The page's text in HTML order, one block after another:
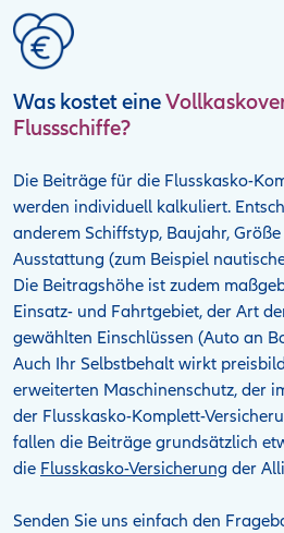
Was kostet eine
Flussschiffe?
Die Beiträge für die Flusskasko-
werden individuell kalkuliert.
anderem Schiffstyp, Baujahr,
Ausstattung (zum Beispiel
Die Beitragshöhe ist zudem
Einsatz- und Fahrtgebiet, der Art
gewählten Einschlüssen (Auto an
Auch Ihr Selbstbehalt wirkt
erweiterten Maschinenschutz, der
der Flusskasko-Komplett-
fallen die Beiträge grundsätzlich
die Flusskasko-Versicherung der
Senden Sie uns einfach den